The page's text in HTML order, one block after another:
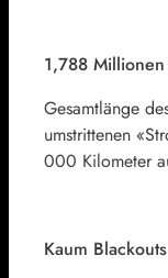
1,788
Gesamtlänge
umstrittenen
000 Kilometer
Kaum